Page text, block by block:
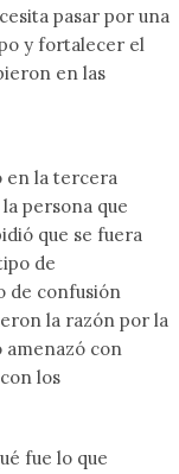
pasar por una
y fortalecer el
en las
en la tercera
persona que
que se fuera
de
de confusión
la razón por la
amenazó con
los
fue lo que